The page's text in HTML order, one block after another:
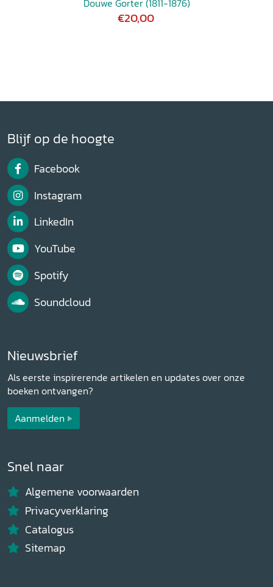
Douwe Gorter (1811-1876)
€20,00
Blijf op de hoogte
Facebook
Instagram
LinkedIn
YouTube
Spotify
Soundcloud
Nieuwsbrief
Als eerste inspirerende artikelen en updates over onze
boeken ontvangen?
Aanmelden
Snel naar
Algemene voorwaarden
Privacyverklaring
Catalogus
Sitemap